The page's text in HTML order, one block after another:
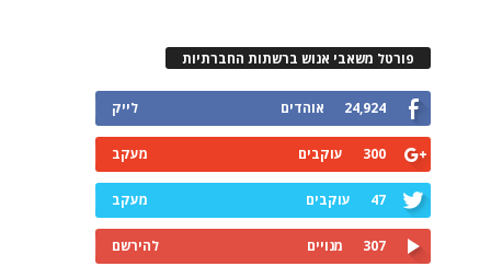
פורטל משאבי אנוש ברשתות החברתיות
24,924 אוהדים לייק
300 עוקבים מעקב
47 עוקבים מעקב
307 מנויים להירשם